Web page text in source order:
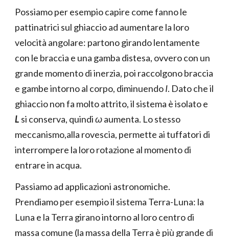
Possiamo per esempio capire come fanno le
pattinatrici sul ghiaccio ad aumentare la loro
velocità angolare: partono girando lentamente
con le braccia e una gamba distesa, ovvero con un
grande momento di inerzia, poi raccolgono braccia
e gambe intorno al corpo, diminuendoI. Dato che il
ghiaccio non fa molto attrito, il sistema è isolato e
L si conserva, quindiωaumenta. Lo stesso
meccanismo,alla rovescia, permette ai tuffatori di
interrompere la loro rotazione al momento di
entrare in acqua.
Passiamo ad applicazioni astronomiche.
Prendiamo per esempio il sistema Terra-Luna: la
Luna e la Terra girano intorno al loro centro di
massa comune (la massa della Terra è più grande di